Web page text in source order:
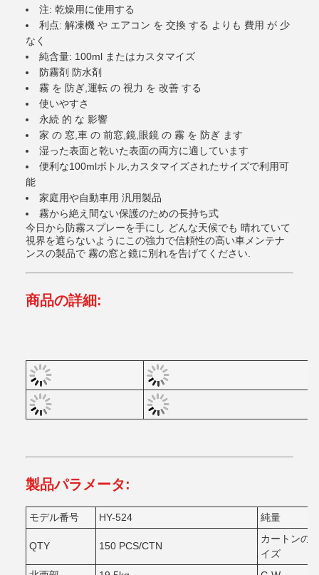
注: 乾燥用に使用する
利点: 解凍機 や エアコン を 交換 する よりも 費用 が 少
なく
純含量: 100ml またはカスタマイズ
防霧剤 防水剤
霧 を 防ぎ,運転 の 視力 を 改善 する
使いやすさ
永続 的 な 影響
家 の 窓,車 の 前窓,鏡,眼鏡 の 霧 を 防ぎ ます
湿った表面と乾いた表面の両方に適しています
便利な100mlボトル,カスタマイズされたサイズで利用可
能
家庭用や自動車用 汎用製品
霧から絶え間ない保護のための長持ち式
今日から防霧スプレーを手にし どんな天候でも 晴れていて
視界を遮らないようにこの強力で信頼性の高い車メンテナ
ンスの製品で 霧の窓と鏡に別れを告げてください.
商品の詳細:
製品パラメータ:
モデル番号 HY-524 純量
QTY 150 PCS/CTN
カートンの
イズ